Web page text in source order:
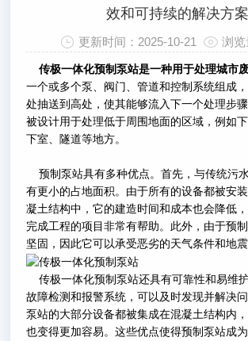
效和可持续的解决方案
更新时间：2025-10-21 浏
传极一体化预制泵站是一种用于处理城市
一个或多个泵、阀门、管道和控制系统组成
处抽送到高处，使其能够流入下一个处理步
被设计用于处理低于周围地面的区域，例如
下室、隧道等地方。
预制泵站具有多种优点。首先，与传统污
有更小的占地面积。由于所有的设备都被安
凝土结构中，它的建造时间和成本也会降低
完成工程的项目非常有帮助。此外，由于预
坚固，因此它可以承受恶劣的天气条件和地震
传极一体化预制泵站还具有可靠性和易维
故障检测和报警系统，可以及时发现并解决
泵站的大部分设备都被集成在混凝土结构内
也变得更加容易。这些优点使得预制泵站成为